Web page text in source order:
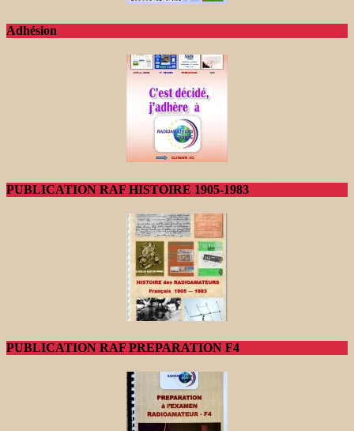
Adhésion
PUBLICATION RAF HISTOIRE 1905-1983
PUBLICATION RAF PREPARATION F4